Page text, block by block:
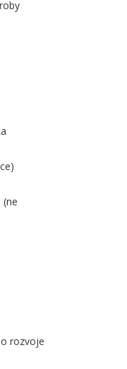
rozvoje